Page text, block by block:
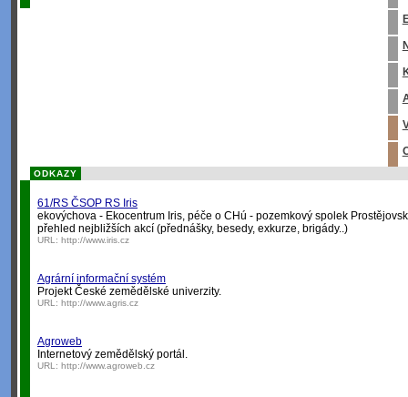
ODKAZY
61/RS ČSOP RS Iris
ekovýchova - Ekocentrum Iris, péče o CHú - pozemkový spolek
přehled nejbližších akcí (přednášky, besedy, exkurze, brigády..)
URL: http://www.iris.cz
Agrární informační systém
Projekt České zemědělské univerzity.
URL: http://www.agris.cz
Agroweb
Internetový zemědělský portál.
URL: http://www.agroweb.cz